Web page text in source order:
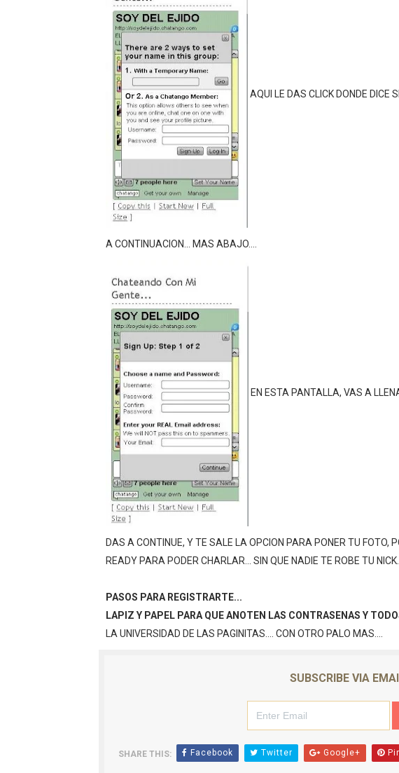
AQUI LE DAS CLICK DONDE DICE
A CONTINUACION... MAS ABAJO....
EN ESTA PANTALLA, VAS A
DAS A CONTINUE, Y TE SALE LA OPCION PARA PONER TU FOTO,
READY PARA PODER CHARLAR... SIN QUE NADIE TE ROBE TU NICK....
PASOS PARA REGISTRARTE...
LAPIZ Y PAPEL PARA QUE ANOTEN LAS CONTRASENAS Y
LA UNIVERSIDAD DE LAS PAGINITAS.... CON OTRO PALO MAS....
SUBSCRIBE VIA
SHARE THIS: Facebook Twitter Google+